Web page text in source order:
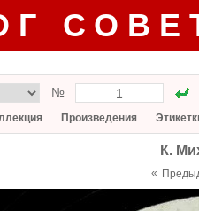
№
Произведения
К.
«